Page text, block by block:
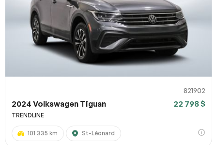
821902
2024 Volkswagen Tiguan 22 798 $
TRENDLINE
101 335 km St-Léonard